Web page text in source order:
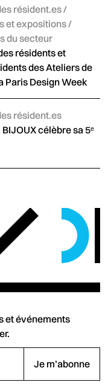
résident.es /
et expositions /
du secteur
résidents et
des Ateliers de
Paris Design Week
résident.es
BIJOUX célèbre sa 5ᵉ
et événements
Je m’abonne